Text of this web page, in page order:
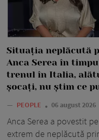
Situația neplăcută
Anca Serea în
trenul în Italia,
șocați, nu știm ce
— PEOPLE 06 august 2026
Anca Serea a povestit
extrem de neplăcută